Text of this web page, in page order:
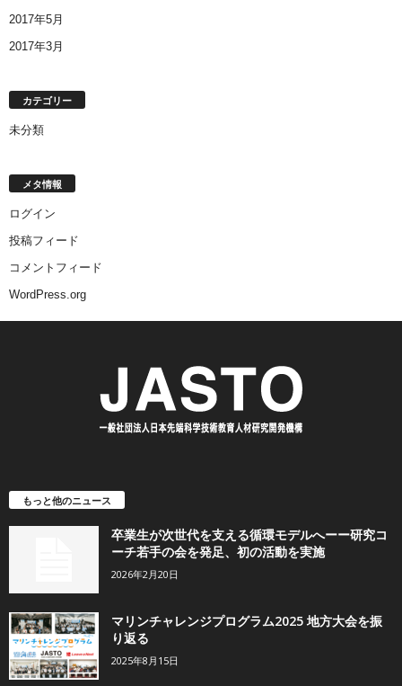
2017年5月
2017年3月
カテゴリー
未分類
メタ情報
ログイン
投稿フィード
コメントフィード
WordPress.org
もっと他のニュース
卒業生が次世代を支える循環モデルへーー研究コ
ーチ若手の会を発足、初の活動を実施
2026年2月20日
マリンチャレンジプログラム2025 地方大会を振
り返る
2025年8月15日